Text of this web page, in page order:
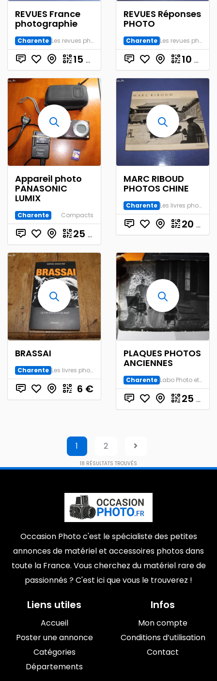
REVUES France
photographie
Charente Les revues photo
15
REVUES Réponses
PHOTO
Charente Les revues photo
10
Appareil photo
PANASONIC
LUMIX
Charente Compacts
25
MARC RIBOUD
PHOTOS CHINE
Charente Les livres photo
20
BRASSAI
Charente Les livres photo
6 €
PLAQUES PHOTOS
ANCIENNES
Charente Labo Photo et Studio
25
1 2
18 RÉSULTATS TROUVÉS
Occasion Photo c'est le spécialiste des petites
annonces de matériel et accessoires photos dans
toute la France. Vous cherchez du matériel rare de
passionnés ? C'est ici que vous le trouverez !
Liens utiles
Accueil
Poster une annonce
Catégories
Départements
Infos
Mon compte
Conditions d’utilisation
Contact